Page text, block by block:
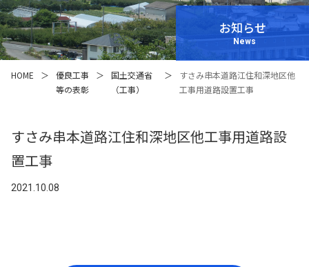
お知らせ
News
HOME ＞
優良工事
等の表彰
＞
国土交通省
（工事）
＞
すさみ串本道路江住和深地区他
工事用道路設置工事
すさみ串本道路江住和深地区他工事用道路設
置工事
2021.10.08